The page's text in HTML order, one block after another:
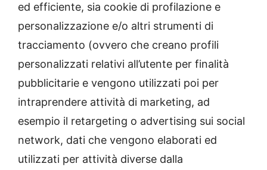
ed efficiente, sia cookie di profilazione e
personalizzazione e/o altri strumenti di
tracciamento (ovvero che creano profili
personalizzati relativi all’utente per finalità
pubblicitarie e vengono utilizzati poi per
intraprendere attività di marketing, ad
esempio il retargeting o advertising sui social
network, dati che vengono elaborati ed
utilizzati per attività diverse dalla